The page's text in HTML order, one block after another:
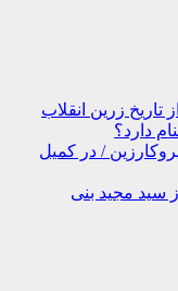
زرین انقلاب
دارد؟
قیروکارزین / در کمیل
سید مجید بنی